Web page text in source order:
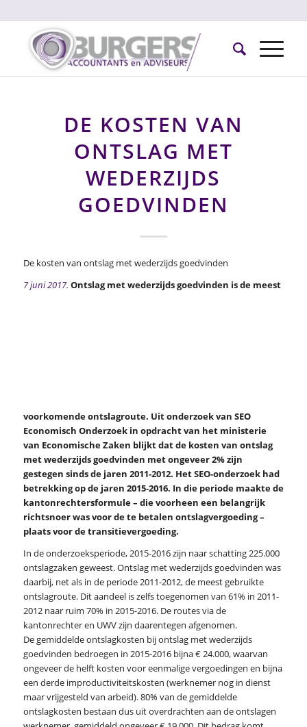
DE KOSTEN VAN
ONTSLAG MET
WEDERZIJDS
GOEDVINDEN
De kosten van ontslag met wederzijds goedvinden
7 juni 2017. Ontslag met wederzijds goedvinden is de meest
voorkomende ontslagroute. Uit onderzoek van SEO
Economisch Onderzoek in opdracht van het ministerie
van Economische Zaken blijkt dat de kosten van ontslag
met wederzijds goedvinden met ongeveer 2% zijn
gestegen sinds de jaren 2011-2012. Het SEO-onderzoek had
betrekking op de jaren 2015-2016. In die periode maakte de
kantonrechtersformule – die voorheen een belangrijk
richtsnoer was voor de te betalen ontslagvergoeding –
plaats voor de transitievergoeding.
In de onderzoeksperiode, 2015-2016 zijn naar schatting 225.000
ontslagzaken geweest. Ontslag met wederzijds goedvinden was
daarbij, net als in de periode 2011-2012, de meest gebruikte
ontslagroute. Dit aandeel is zelfs toegenomen van 61% in 2011-
2012 naar ruim 70% in 2015-2016. De routes via de
kantonrechter en UWV zijn daarentegen afgenomen.
De gemiddelde ontslagkosten bij ontslag met wederzijds
goedvinden bedroegen in 2015-2016 bijna € 24.000, waarvan
ongeveer de helft kosten voor eenmalige vergoedingen en bijna
een derde improductiviteitskosten (werknemer nog in dienst
maar vrijgesteld van arbeid). 80% van de gemiddelde
ontslagkosten bestaan dus uit overdrachten aan de ontslagen